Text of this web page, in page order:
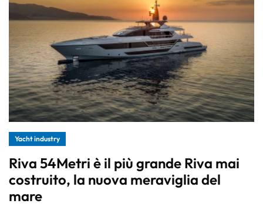
Yacht industry
Riva 54Metri è il più grande Riva mai
costruito, la nuova meraviglia del
mare